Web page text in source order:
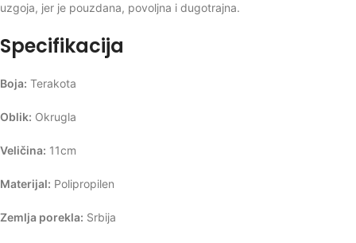
uzgoja, jer je pouzdana, povoljna i dugotrajna.
Specifikacija
Boja: Terakota
Oblik: Okrugla
Veličina: 11cm
Materijal: Polipropilen
Zemlja porekla: Srbija